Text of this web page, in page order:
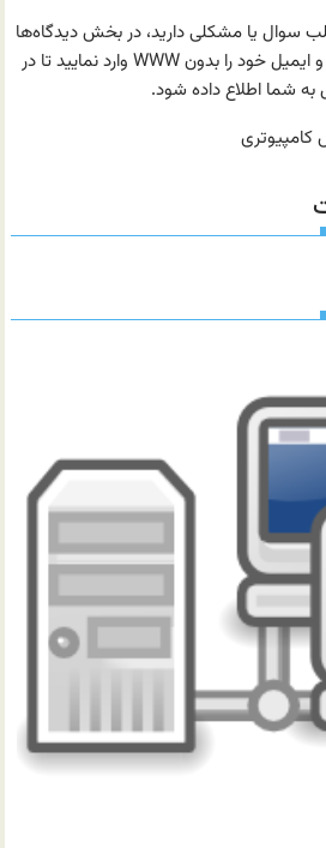
سوال یا مشکلی دارید، در بخش دیدگاه‌ها
به صورت کامل توضیح دهید و ایمیل خود را بدون WWW وارد نمایید تا در
شما اطلاع داده شود.